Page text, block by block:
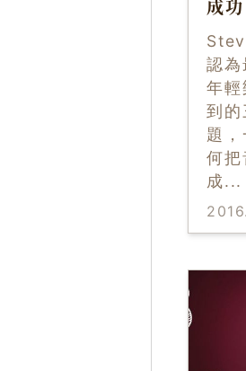
成功
認為
年輕
到的
題
何把
成...